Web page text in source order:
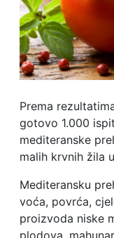
Prema
gotovo 1.000
mediteranske
malih krvnih žila
Mediteransku
voća, povrća,
proizvoda niske
plodova,